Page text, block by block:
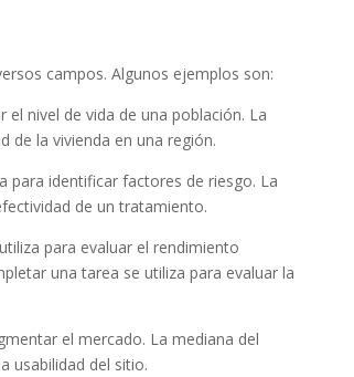
campos. Algunos ejemplos son:
nivel de vida de una población. La
de la vivienda en una región.
para identificar factores de riesgo. La
de un tratamiento.
para evaluar el rendimiento
una tarea se utiliza para evaluar la
el mercado. La mediana del
usabilidad del sitio.